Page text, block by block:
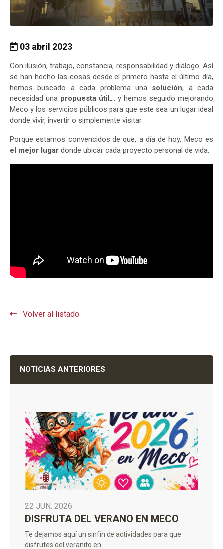
03 abril 2023
Con ilusión, trabajo, constancia, responsabilidad y diálogo. Así
se han hecho las cosas desde el primero hasta el último día,
hemos buscado a cada problema una solución, a cada
necesidad una propuesta útil,… y hemos seguido mejorando
Meco y los servicios públicos para que este sea un lugar ideal
donde vivir, invertir o simplemente visitar.
Porque estamos convencidos de que, a día de hoy, Meco es
el mejor lugar donde ubicar cada proyecto personal de vida.
Volver al listado
NOTICIAS ANTERIORES
22 JUN. 2026
DISFRUTA DEL VERANO EN MECO
Te dejamos aquí un sinfín de actividades para que
disfrutes del veranito en...